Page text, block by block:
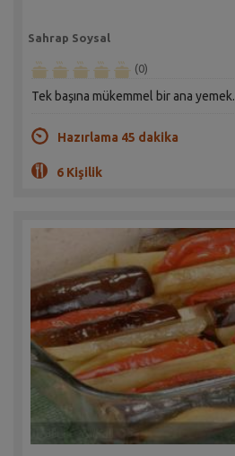
Sahrap Soysal
(0)
Tek başına mükemmel bir ana yemek.
Hazırlama 45 dakika
6 Kişilik